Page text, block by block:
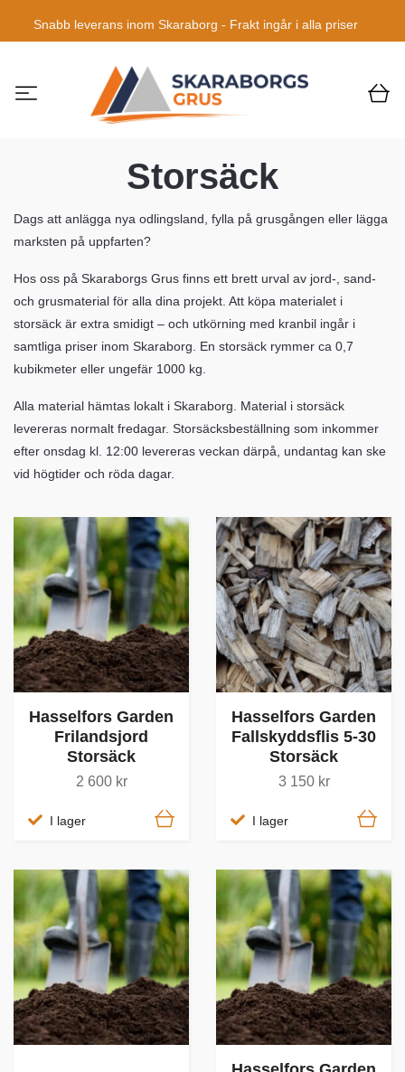
Snabb leverans inom Skaraborg - Frakt ingår i alla priser
Storsäck
Dags att anlägga nya odlingsland, fylla på grusgången eller lägga
marksten på uppfarten?
Hos oss på Skaraborgs Grus finns ett brett urval av jord-, sand-
och grusmaterial för alla dina projekt. Att köpa materialet i
storsäck är extra smidigt – och utkörning med kranbil ingår i
samtliga priser inom Skaraborg. En storsäck rymmer ca 0,7
kubikmeter eller ungefär 1000 kg.
Alla material hämtas lokalt i Skaraborg. Material i storsäck
levereras normalt fredagar. Storsäcksbeställning som inkommer
efter onsdag kl. 12:00 levereras veckan därpå, undantag kan ske
vid högtider och röda dagar.
Hasselfors Garden
Frilandsjord
Storsäck
2 600 kr
I lager
Hasselfors Garden
Fallskyddsflis 5-30
Storsäck
3 150 kr
I lager